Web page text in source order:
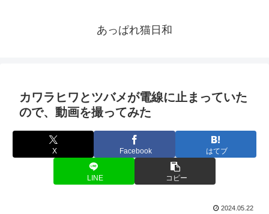
あっぱれ猫日和
カワラヒワとツバメが電線に止まっていた
ので、動画を撮ってみた
X Facebook はてブ
LINE コピー
2024.05.22